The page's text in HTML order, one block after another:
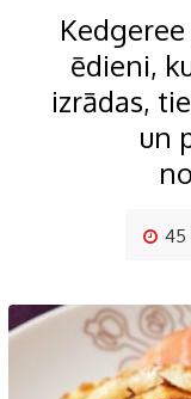
ēdieni,
izrādas,
un
45